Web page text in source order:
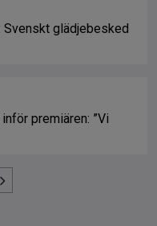
Svenskt glädjebesked
premiären: ”Vi